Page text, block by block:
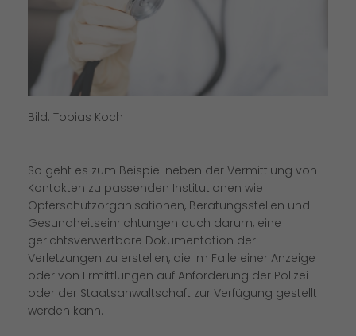
Bild: Tobias Koch
So geht es zum Beispiel neben der Vermittlung von
Kontakten zu passenden Institutionen wie
Opferschutzorganisationen, Beratungsstellen und
Gesundheitseinrichtungen auch darum, eine
gerichtsverwertbare Dokumentation der
Verletzungen zu erstellen, die im Falle einer Anzeige
oder von Ermittlungen auf Anforderung der Polizei
oder der Staatsanwaltschaft zur Verfügung gestellt
werden kann.